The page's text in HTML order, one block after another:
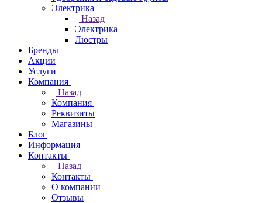
Электрика
Назад
Электрика
Люстры
Бренды
Акции
Услуги
Компания
Назад
Компания
Реквизиты
Магазины
Блог
Информация
Контакты
Назад
Контакты
О компании
Отзывы